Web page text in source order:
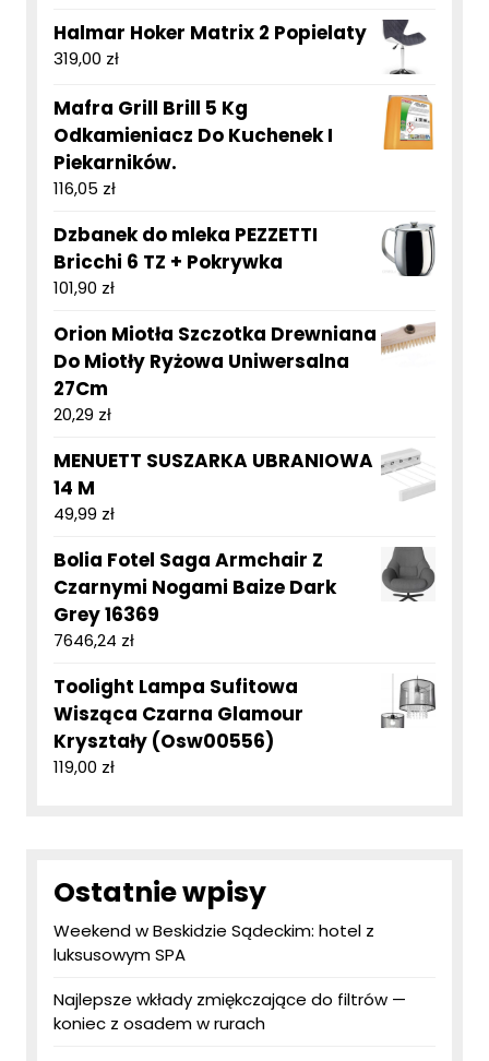
Halmar Hoker Matrix 2 Popielaty
319,00 zł
Mafra Grill Brill 5 Kg
Odkamieniacz Do Kuchenek I
Piekarników.
116,05 zł
Dzbanek do mleka PEZZETTI
Bricchi 6 TZ + Pokrywka
101,90 zł
Orion Miotła Szczotka Drewniana
Do Miotły Ryżowa Uniwersalna
27Cm
20,29 zł
MENUETT SUSZARKA UBRANIOWA
14 M
49,99 zł
Bolia Fotel Saga Armchair Z
Czarnymi Nogami Baize Dark
Grey 16369
7646,24 zł
Toolight Lampa Sufitowa
Wisząca Czarna Glamour
Kryształy (Osw00556)
119,00 zł
Ostatnie wpisy
Weekend w Beskidzie Sądeckim: hotel z
luksusowym SPA
Najlepsze wkłady zmiękczające do filtrów —
koniec z osadem w rurach